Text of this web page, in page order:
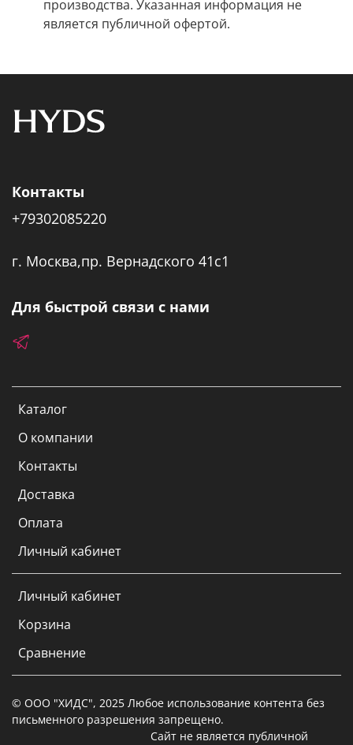
производства. Указанная информация не
является публичной офертой.
Каталог
О компании
Контакты
Доставка
Оплата
Личный кабинет
Личный кабинет
Корзина
Сравнение
Контакты
+79302085220
г. Москва,пр. Вернадского 41с1
Для быстрой связи с нами
© ООО "ХИДС", 2025 Любое использование контента без
письменного разрешения запрещено.
Сайт не является публичной